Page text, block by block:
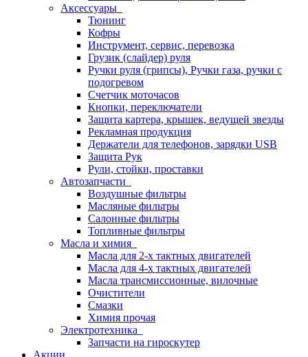
Аксессуары
Тюнинг
Кофры
Инструмент, сервис, перевозка
Грузик (слайдер) руля
Ручки руля (грипсы), Ручки газа, ручки с
подогревом
Счетчик моточасов
Кнопки, переключатели
Защита картера, крышек, ведущей звезды
Рекламная продукция
Держатели для телефонов, зарядки USB
Защита Рук
Рули, стойки, проставки
Автозапчасти
Воздушные фильтры
Масляные фильтры
Салонные фильтры
Топливные фильтры
Масла и химия
Масла для 2-х тактных двигателей
Масла для 4-х тактных двигателей
Масла трансмиссионные, вилочные
Очистители
Смазки
Химия прочая
Электротехника
Запчасти на гироскутер
Акции